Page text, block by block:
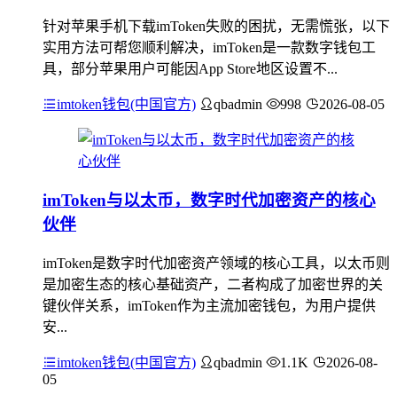
针对苹果手机下载imToken失败的困扰，无需慌张，以下
实用方法可帮您顺利解决，imToken是一款数字钱包工
具，部分苹果用户可能因App Store地区设置不...
imtoken钱包(中国官方) qbadmin 998 2026-08-05
imToken与以太币，数字时代加密资产的核心
伙伴
imToken是数字时代加密资产领域的核心工具，以太币则
是加密生态的核心基础资产，二者构成了加密世界的关
键伙伴关系，imToken作为主流加密钱包，为用户提供
安...
imtoken钱包(中国官方) qbadmin 1.1K
2026-08-
05